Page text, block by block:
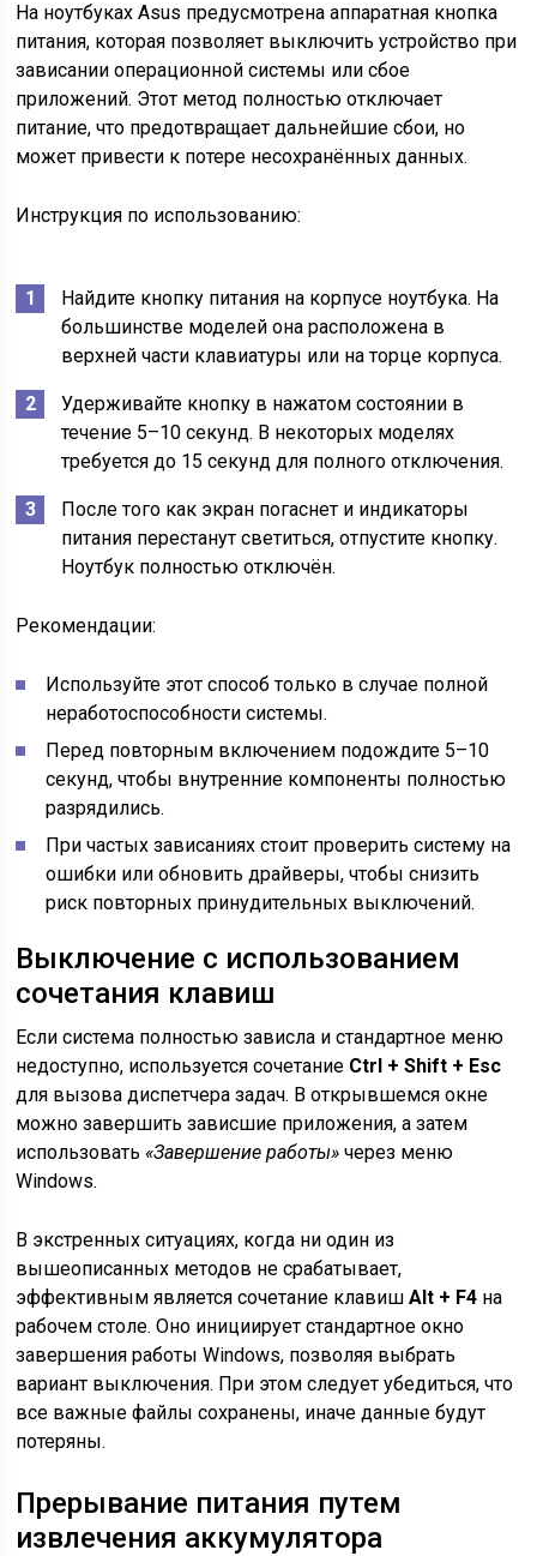
На ноутбуках Asus предусмотрена аппаратная кнопка
питания, которая позволяет выключить устройство при
зависании операционной системы или сбое
приложений. Этот метод полностью отключает
питание, что предотвращает дальнейшие сбои, но
может привести к потере несохранённых данных.
Инструкция по использованию:
Найдите кнопку питания на корпусе ноутбука. На
большинстве моделей она расположена в
верхней части клавиатуры или на торце корпуса.
Удерживайте кнопку в нажатом состоянии в
течение 5–10 секунд. В некоторых моделях
требуется до 15 секунд для полного отключения.
После того как экран погаснет и индикаторы
питания перестанут светиться, отпустите кнопку.
Ноутбук полностью отключён.
Рекомендации:
Используйте этот способ только в случае полной
неработоспособности системы.
Перед повторным включением подождите 5–10
секунд, чтобы внутренние компоненты полностью
разрядились.
При частых зависаниях стоит проверить систему на
ошибки или обновить драйверы, чтобы снизить
риск повторных принудительных выключений.
Выключение с использованием
сочетания клавиш
Если система полностью зависла и стандартное меню
недоступно, используется сочетание Ctrl + Shift + Esc
для вызова диспетчера задач. В открывшемся окне
можно завершить зависшие приложения, а затем
использовать«Завершение работы» через меню
Windows.
В экстренных ситуациях, когда ни один из
вышеописанных методов не срабатывает,
эффективным является сочетание клавишAlt + F4 на
рабочем столе. Оно инициирует стандартное окно
завершения работы Windows, позволяя выбрать
вариант выключения. При этом следует убедиться, что
все важные файлы сохранены, иначе данные будут
потеряны.
Прерывание питания путем
извлечения аккумулятора